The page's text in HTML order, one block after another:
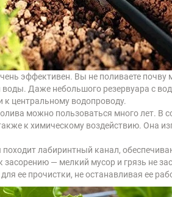
эффективен. Вы не поливаете
Даже небольшого резервуара с
к центральному водопроводу.
можно пользоваться много лет. В
к химическому воздействию. Она
походит лабиринтный канал,
— мелкий мусор и грязь не
ее прочистки, не останавливая ее